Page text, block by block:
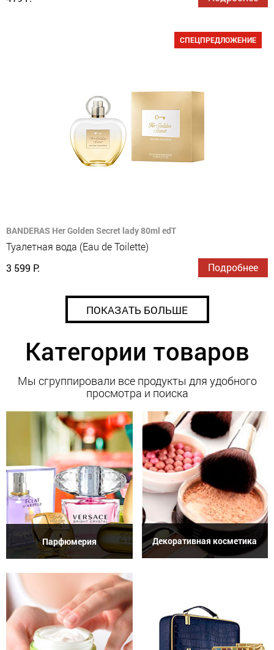
СПЕЦПРЕДЛОЖЕНИЕ
BANDERAS Her Golden Secret lady 80ml edT
Туалетная вода (Eau de Toilette)
3 599 Р.
Подробнее
ПОКАЗАТЬ БОЛЬШЕ
Категории товаров
Мы сгруппировали все продукты для удобного
просмотра и поиска
Парфюмерия Декоративная косметика